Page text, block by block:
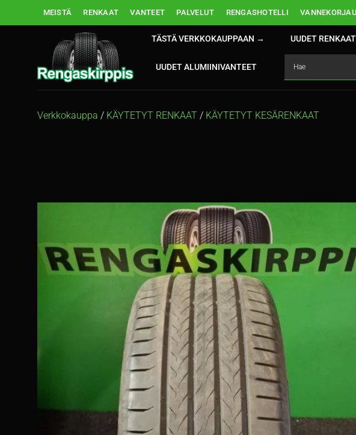
MEISTÄ RENKAAT VANTEET PALVELUT RENGASHOTELLI
TÄSTÄ VERKKOKAUPPAAN → UUDET RENKAAT
UUDET ALUMIINIVANTEET
Verkkokauppa / KÄYTETYT RENKAAT / KÄYTETYT KESÄRENKAAT